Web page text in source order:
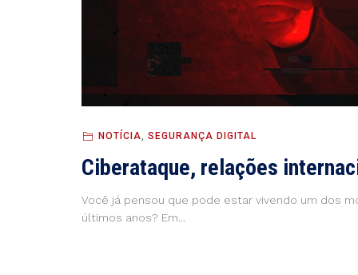
NOTÍCIA SEGURANÇA DIGITAL
Ciberataque, relações
Você já pensou que pode estar vivendo um dos
últimos anos? Em...